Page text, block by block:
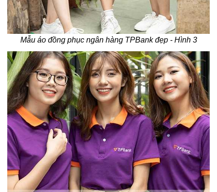
Mẫu áo đồng phục ngân hàng TPBank đẹp - Hình 3